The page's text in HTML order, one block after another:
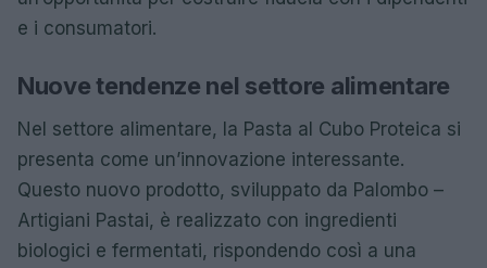
e i consumatori.
Nuove tendenze nel settore alimentare
Nel settore alimentare, la Pasta al Cubo Proteica si
presenta come un’innovazione interessante.
Questo nuovo prodotto, sviluppato da Palombo –
Artigiani Pastai, è realizzato con ingredienti
biologici e fermentati, rispondendo così a una